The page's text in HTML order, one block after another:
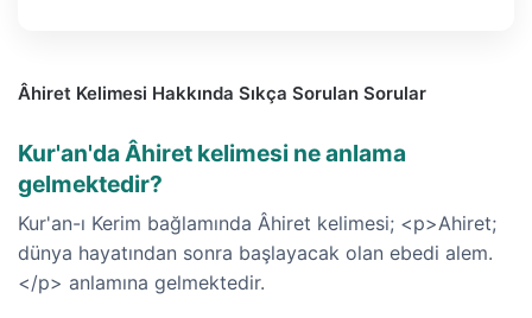
Âhiret Kelimesi Hakkında Sıkça Sorulan Sorular
Kur'an'da Âhiret kelimesi ne anlama
gelmektedir?
Kur'an-ı Kerim bağlamında Âhiret kelimesi; <p>Ahiret;
dünya hayatından sonra başlayacak olan ebedi alem.
</p> anlamına gelmektedir.